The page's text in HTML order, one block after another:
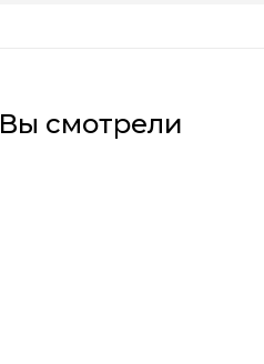
Вы смотрели